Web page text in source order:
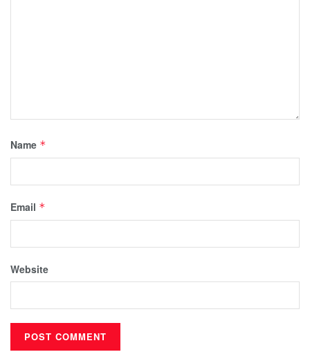
Name *
Email *
Website